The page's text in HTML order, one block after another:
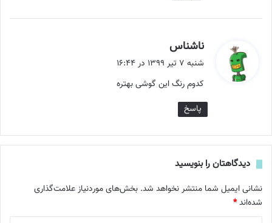
ناشناس
:
شنبه ۷ تیر ۱۳۹۹ در ۱۶:۴۴
کدوم رنگ این گوشی بهتره
پاسخ
دیدگاهتان را بنویسید
نشانی ایمیل شما منتشر نخواهد شد. بخش‌های موردنیاز علامت‌گذاری
شده‌اند*